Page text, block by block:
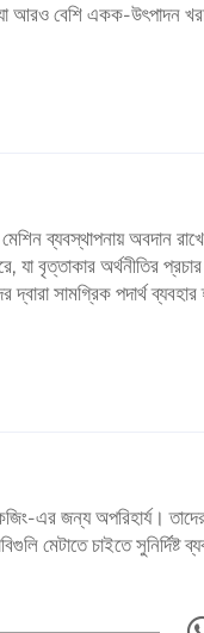
যা আরও বেশি একক-উৎপাদন
ব্যবস্থাপনায় অবদান
বৃত্তাকার অর্থনীতির
সামগ্রিক পদার্থ
জন্য অপরিহার্য। তাদের
মেটাতে চাইতে সুনির্দিষ্ট